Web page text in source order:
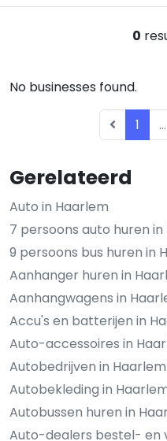
Gerelateerd
Auto in Haarlem
7 persoons auto huren
9 persoons bus huren in
Aanhanger huren in
Aanhangwagens in
Accu's en batterijen in
Auto-accessoires in
Autobedrijven in Haarlem
Autobekleding in
Autobussen huren in
Auto-dealers bestel- en
0
No businesses found.
1 ...